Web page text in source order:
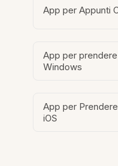
App per Appunti
App per
Windows
App per
iOS